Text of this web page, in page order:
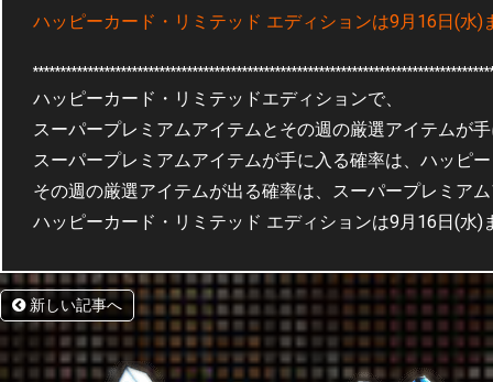
ハッピーカード・リミテッド エディションは9月16日(水)
ハッピーカード・リミテッドエディションで、
スーパープレミアムアイテムとその週の厳選アイテムが
スーパープレミアムアイテムが手に入る確率は、ハッピ
その週の厳選アイテムが出る確率は、スーパープレミア
ハッピーカード・リミテッド エディションは9月16日(水)
新しい記事へ